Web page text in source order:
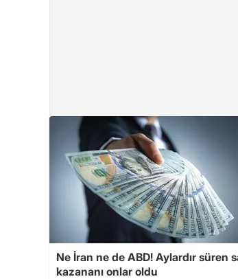
Ne İran ne de ABD! Aylardır süren
kazananı onlar oldu